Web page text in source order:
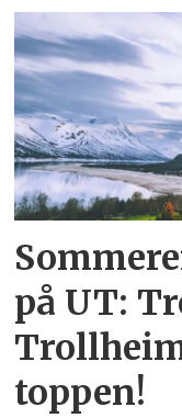
på UT:
toppen!